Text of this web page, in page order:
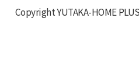
Copyright YUTAKA-HOME